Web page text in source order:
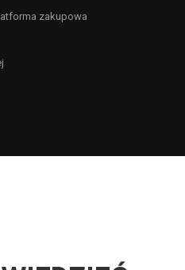
zakupowa